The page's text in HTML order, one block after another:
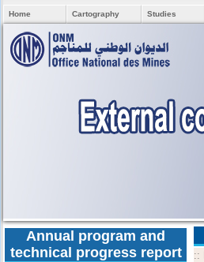
Home Cartography Studies
Annual program and
technical progress report
::